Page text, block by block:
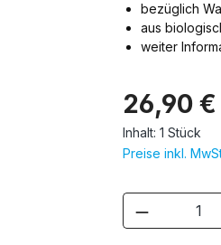
bezüglich
aus
weiter
26,90 €
Inhalt: 1 Stück
Preise inkl.
Produkt